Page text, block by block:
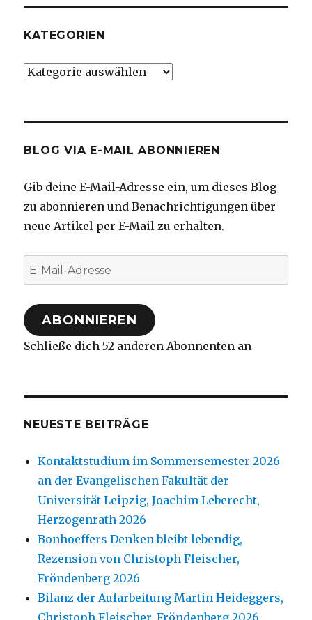
KATEGORIEN
Kategorien
BLOG VIA E-MAIL ABONNIEREN
Gib deine E-Mail-Adresse ein, um dieses Blog
zu abonnieren und Benachrichtigungen über
neue Artikel per E-Mail zu erhalten.
E-
Mail-
Adresse
ABONNIEREN
Schließe dich 52 anderen Abonnenten an
NEUESTE BEITRÄGE
Kontaktstudium im Sommersemester 2026
an der Evangelischen Fakultät der
Universität Leipzig, Joachim Leberecht,
Herzogenrath 2026
Bonhoeffers Denken bleibt lebendig,
Rezension von Christoph Fleischer,
Fröndenberg 2026
Bilanz der Aufarbeitung Martin Heideggers,
Christoph Fleischer, Fröndenberg 2026